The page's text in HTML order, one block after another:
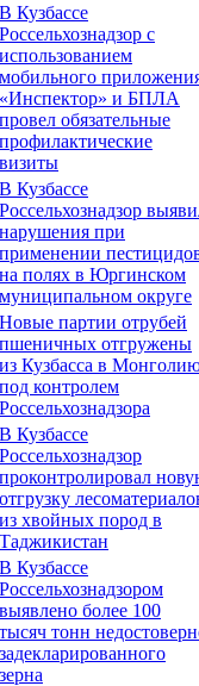
В Кузбассе
Россельхознадзор с
использованием
мобильного
«Инспектор» и БПЛА
провел обязательные
профилактические
визиты
В Кузбассе
Россельхознадзор
нарушения при
применении
на полях в Юргинском
муниципальном округе
Новые партии отрубей
пшеничных отгружены
из Кузбасса в
под контролем
Россельхознадзора
В Кузбассе
Россельхознадзор
проконтролировал
отгрузку
из хвойных пород в
Таджикистан
В Кузбассе
Россельхознадзором
выявлено более 100
тысяч тонн
задекларированного
зерна